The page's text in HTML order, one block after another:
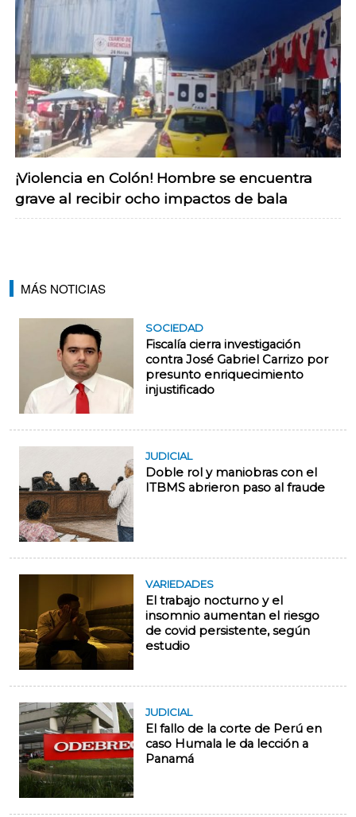
¡Violencia en Colón! Hombre se encuentra
grave al recibir ocho impactos de bala
MÁS NOTICIAS
SOCIEDAD
Fiscalía cierra investigación
contra José Gabriel Carrizo por
presunto enriquecimiento
injustificado
JUDICIAL
Doble rol y maniobras con el
ITBMS abrieron paso al fraude
VARIEDADES
El trabajo nocturno y el
insomnio aumentan el riesgo
de covid persistente, según
estudio
JUDICIAL
El fallo de la corte de Perú en
caso Humala le da lección a
Panamá